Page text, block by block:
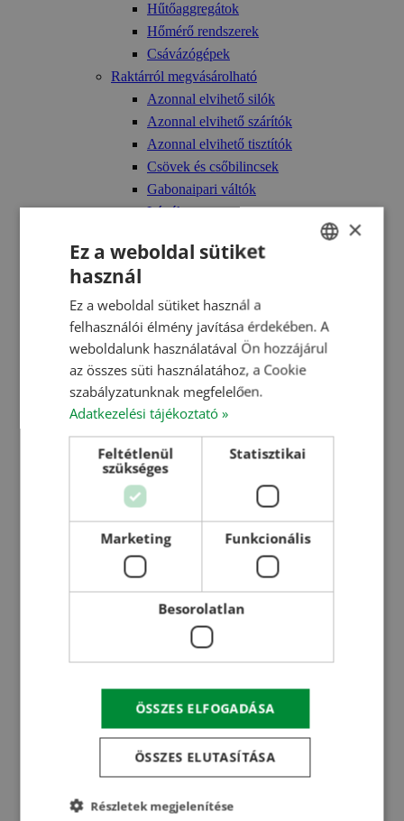
Hűtőaggregátok
Hőmérő rendszerek
Csávázógépek
Raktárról megvásárolható
Azonnal elvihető silók
Azonnal elvihető szárítók
Azonnal elvihető tisztítók
Csövek és csőbilincsek
Gabonaipari váltók
Létrák
Serlegkanalak
Tolózárak
Technológia
ATEX – robbanásvédelem
Magtisztító gépek
Szárítók technológiai jellemzői
Vezérlő, szabályozó szoftver
Hetech applikáció
Referenciáink
Magyarországi referenciáink
Romániai referenciáink
Interaktív térkép
Szakmai előadások
Referencia filmek
Szakmai napok összefoglalói/egyebek
Hírek
Karrier
ROMANIAN
CROATIAN
×
Ez a weboldal sütiket
használ
Ez a weboldal sütiket használ a
felhasználói élmény javítása érdekében. A
weboldalunk használatával Ön hozzájárul
az összes süti használatához, a Cookie
szabályzatunknak megfelelően.
Adatkezelési tájékoztató »
Feltétlenül
szükséges
Statisztikai
Marketing Funkcionális
Besorolatlan
ÖSSZES ELFOGADÁSA
ÖSSZES ELUTASÍTÁSA
Részletek megjelenítése